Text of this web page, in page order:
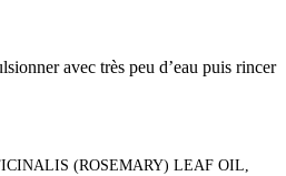
avec très peu d’eau puis rincer
(ROSEMARY) LEAF OIL,